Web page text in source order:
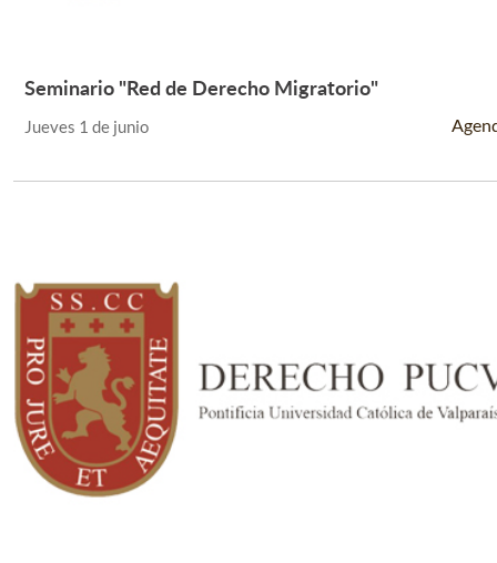
Seminario "Red de Derecho Migratorio"
Jueves 1 de junio